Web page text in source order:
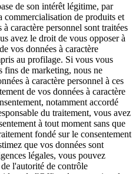
de son intérêt légitime, par
commercialisation de produits et
caractère personnel sont traitées
avez le droit de vous opposer à
vos données à caractère
au profilage. Si vous vous
fins de marketing, nous ne
à caractère personnel à ces
de vos données à caractère
notamment accordé
du traitement, vous avez
à tout moment sans que
fondé sur le consentement
que vos données sont
légales, vous pouvez
l'autorité de contrôle